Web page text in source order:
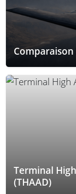
Comparaison
Terminal
(THAAD)